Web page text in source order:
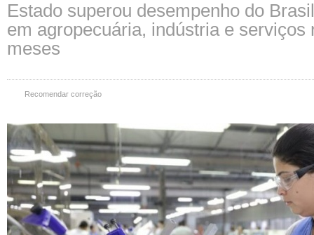
Estado superou desempenho do
em agropecuária, indústria e serviços
meses
Recomendar correção